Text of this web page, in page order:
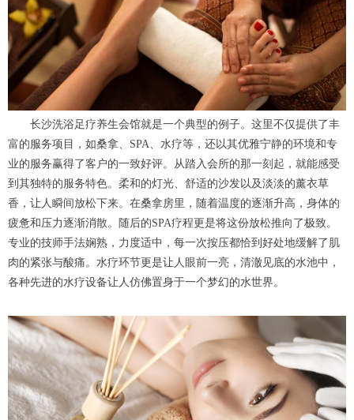
长沙洗浴足疗养生会馆就是一个典型的例子。这里不仅提供了丰
富的服务项目，如桑拿、SPA、水疗等，还以其优雅宁静的环境和专
业的服务赢得了客户的一致好评。从踏入会所的那一刻起，就能感受
到其独特的服务特色。柔和的灯光、舒适的沙发以及淡淡的薰衣草
香，让人瞬间放松下来。在桑拿房里，随着温度的逐渐升高，身体的
疲惫和压力逐渐消散。随后的SPA疗程更是将这份放松推向了极致。
专业的技师手法娴熟，力度适中，每一次按压都恰到好处地缓解了肌
肉的紧张与酸痛。水疗环节更是让人眼前一亮，清澈见底的水池中，
各种先进的水疗设备让人仿佛置身于一个梦幻的水世界。